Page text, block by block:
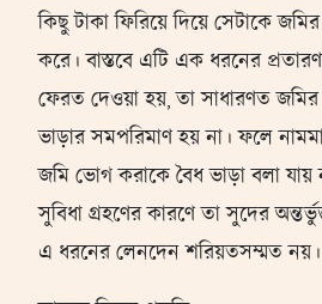
কিছু টাকা ফিরিয়ে দিয়ে সেটাকে
করে। বাস্তবে এটি এক ধরনের
ফেরত দেওয়া হয়, তা সাধারণত
ভাড়ার সমপরিমাণ হয় না। ফলে
জমি ভোগ করাকে বৈধ ভাড়া বলা যায়
সুবিধা গ্রহণের কারণে তা সুদের
এ ধরনের লেনদেন শরিয়তসম্মত নয়।